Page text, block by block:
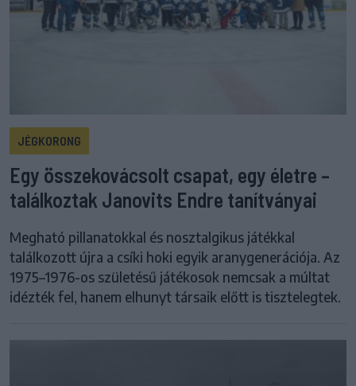
JÉGKORONG
Egy összekovácsolt csapat, egy életre –
találkoztak Janovits Endre tanítványai
Megható pillanatokkal és nosztalgikus játékkal
találkozott újra a csíki hoki egyik aranygenerációja. Az
1975–1976-os születésű játékosok nemcsak a múltat
idézték fel, hanem elhunyt társaik előtt is tisztelegtek.